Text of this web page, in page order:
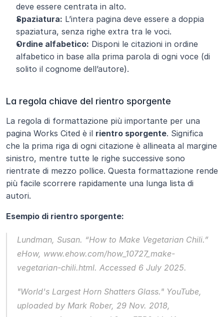
deve essere centrata in alto.
Spaziatura: L’intera pagina deve essere a doppia
spaziatura, senza righe extra tra le voci.
Ordine alfabetico: Disponi le citazioni in ordine
alfabetico in base alla prima parola di ogni voce (di
solito il cognome dell’autore).
La regola chiave del rientro sporgente
La regola di formattazione più importante per una
pagina Works Cited è il rientro sporgente. Significa
che la prima riga di ogni citazione è allineata al margine
sinistro, mentre tutte le righe successive sono
rientrate di mezzo pollice. Questa formattazione rende
più facile scorrere rapidamente una lunga lista di
autori.
Esempio di rientro sporgente:
eHow, www.ehow.com/how_10727_make-
vegetarian-chili.html. Accessed 6 July 2025.
"World's Largest Horn Shatters Glass." YouTube,
uploaded by Mark Rober, 29 Nov. 2018,